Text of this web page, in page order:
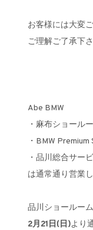
お客様には大変
ご理解ご了承下
Abe BMW
・麻布ショール
・BMW Premium
・品川総合サー
は通常通り営業
品川ショールー
2月21日(日)より